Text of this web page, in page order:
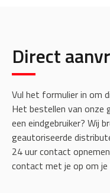
Direct
Vul het formulier in om
Het bestellen van onze
een eindgebruiker? Wij
geautoriseerde
24 uur contact
contact met je op om